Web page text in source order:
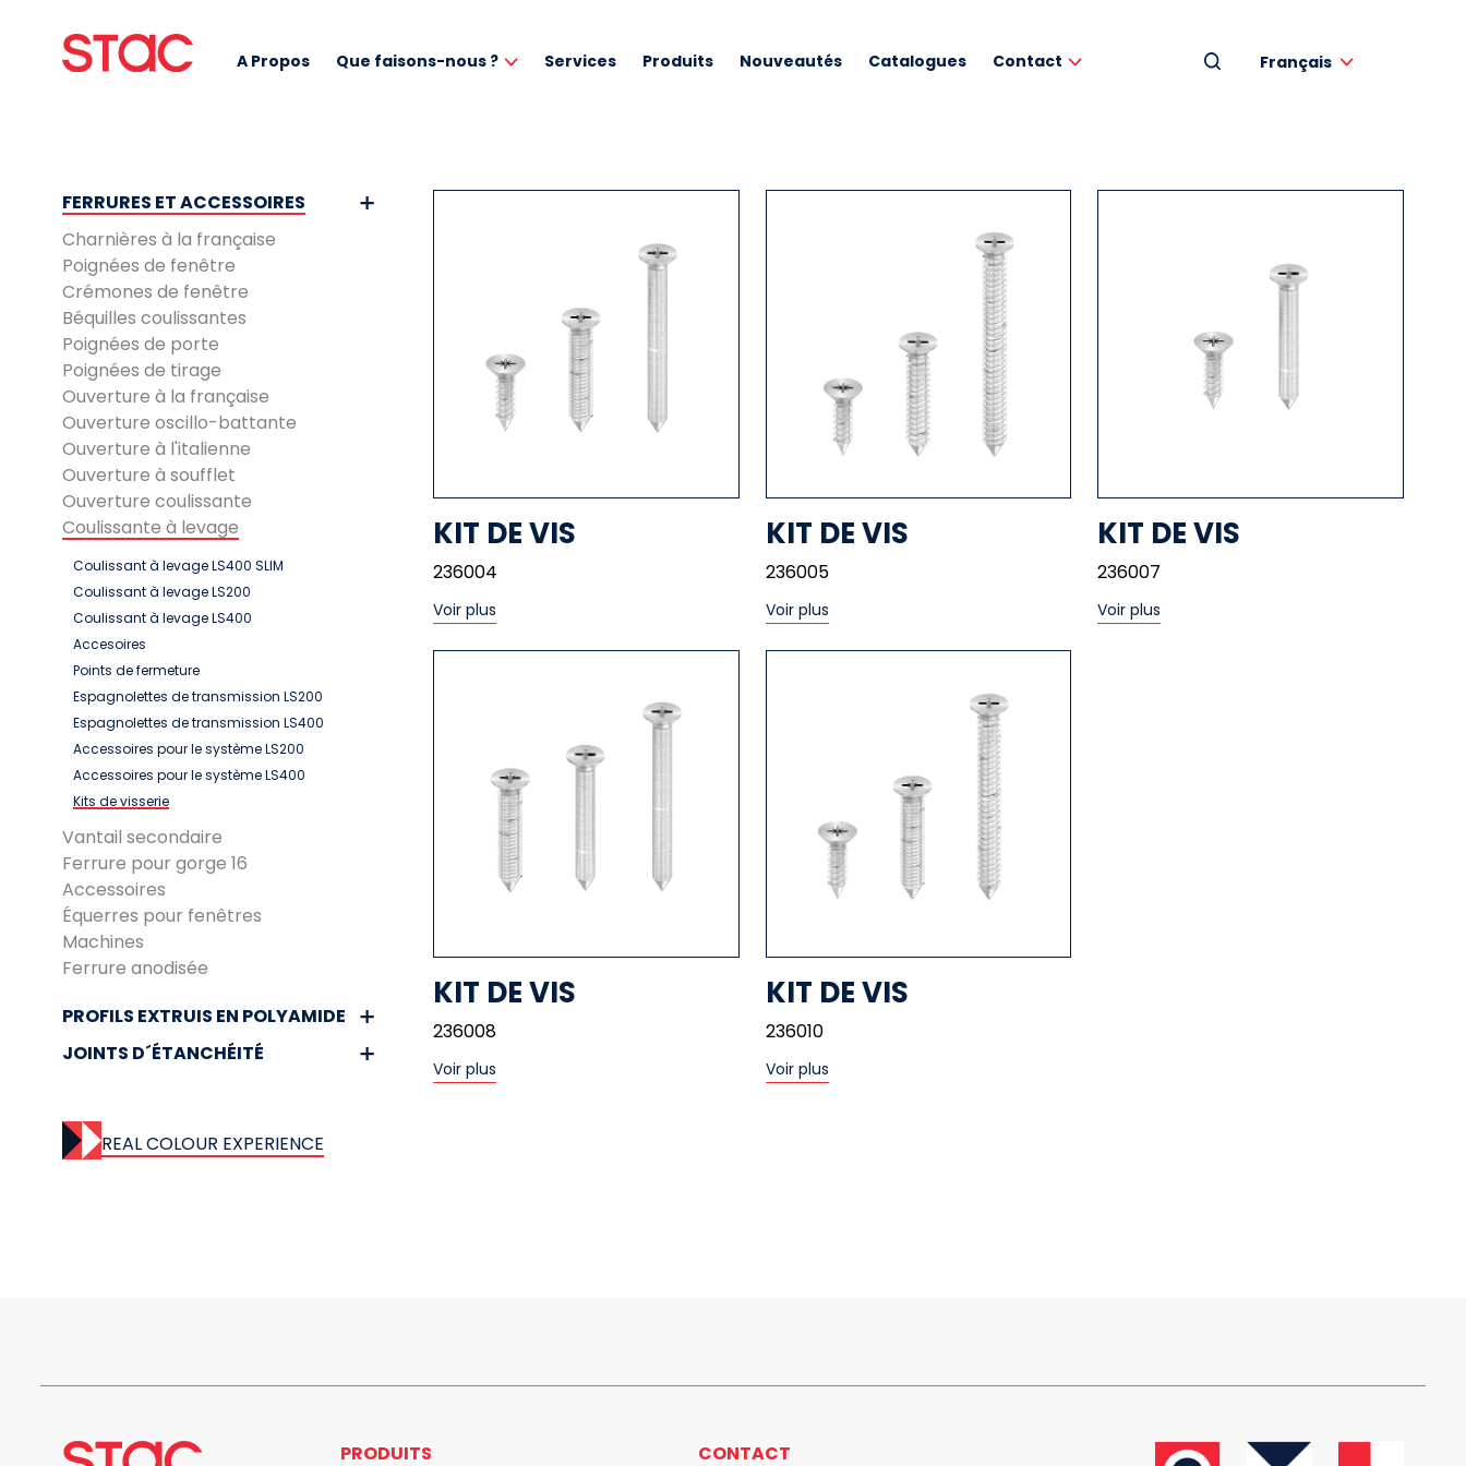
A Propos Que faisons-nous ? Services Produits Nouveautés Catalogues Contact Français
FERRURES ET ACCESSOIRES
Charnières à la française
Poignées de fenêtre
Crémones de fenêtre
Béquilles coulissantes
Poignées de porte
Poignées de tirage
Ouverture à la française
Ouverture oscillo-battante
Ouverture à l'italienne
Ouverture à soufflet
Ouverture coulissante
Coulissante à levage
Coulissant à levage LS400 SLIM
Coulissant à levage LS200
Coulissant à levage LS400
Accesoires
Points de fermeture
Espagnolettes de transmission LS200
Espagnolettes de transmission LS400
Accessoires pour le système LS200
Accessoires pour le système LS400
Kits de visserie
Vantail secondaire
Ferrure pour gorge 16
Accessoires
Équerres pour fenêtres
Machines
Ferrure anodisée
PROFILS EXTRUIS EN POLYAMIDE
JOINTS D´ÉTANCHÉITÉ
REAL COLOUR EXPERIENCE
KIT DE VIS
236004
Voir plus
KIT DE VIS
236005
Voir plus
KIT DE VIS
236007
Voir plus
KIT DE VIS
236008
Voir plus
KIT DE VIS
236010
Voir plus
PRODUITS CONTACT